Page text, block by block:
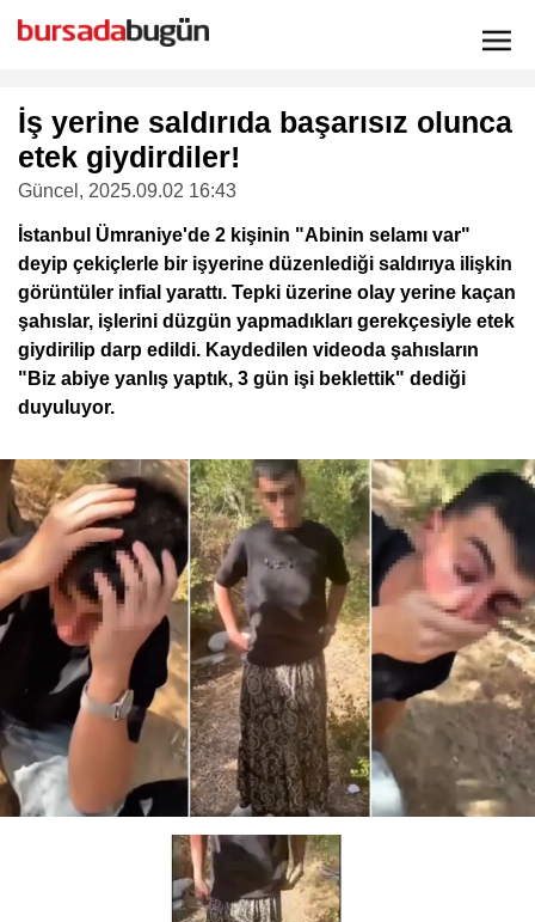
İş yerine saldırıda başarısız olunca
etek giydirdiler!
Güncel , 2025.09.02 16:43
İstanbul Ümraniye'de 2 kişinin "Abinin selamı var"
deyip çekiçlerle bir işyerine düzenlediği saldırıya ilişkin
görüntüler infial yarattı. Tepki üzerine olay yerine kaçan
şahıslar, işlerini düzgün yapmadıkları gerekçesiyle etek
giydirilip darp edildi. Kaydedilen videoda şahısların
"Biz abiye yanlış yaptık, 3 gün işi beklettik" dediği
duyuluyor.